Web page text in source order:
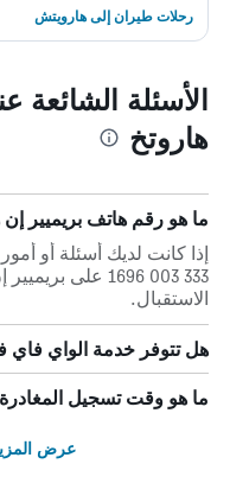
رحلات طيران إلى هارويتش
الأسئلة الشائعة
هاروتخ
ما هو رقم هاتف بريميير إن
333 003 1696
الاستقبال.
هل تتوفر خدمة الواي فاي
ما هو وقت تسجيل
عرض